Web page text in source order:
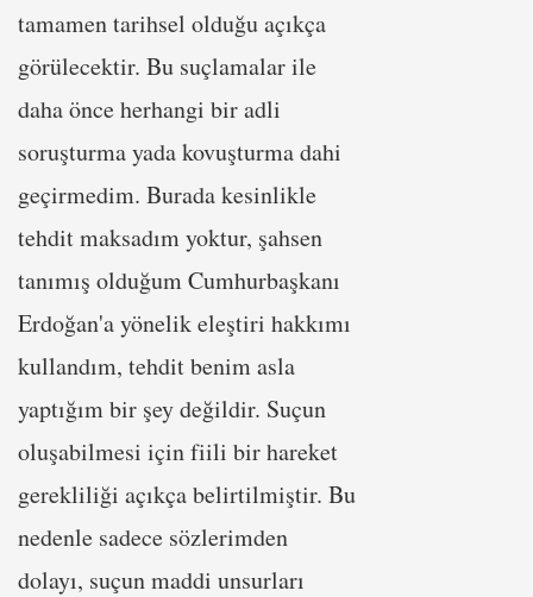
tamamen tarihsel olduğu açıkça
görülecektir. Bu suçlamalar ile
daha önce herhangi bir adli
soruşturma yada kovuşturma dahi
geçirmedim. Burada kesinlikle
tehdit maksadım yoktur, şahsen
tanımış olduğum Cumhurbaşkanı
Erdoğan'a yönelik eleştiri hakkımı
kullandım, tehdit benim asla
yaptığım bir şey değildir. Suçun
oluşabilmesi için fiili bir hareket
gerekliliği açıkça belirtilmiştir. Bu
nedenle sadece sözlerimden
dolayı, suçun maddi unsurları